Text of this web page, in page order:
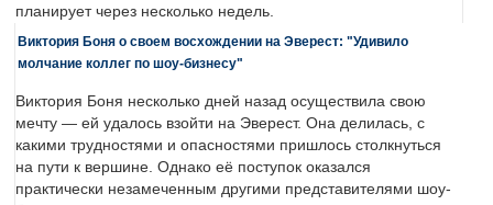
планирует через несколько недель.
Виктория Боня о своем восхождении на Эверест: "Удивило
молчание коллег по шоу-бизнесу"
Виктория Боня несколько дней назад осуществила свою
мечту — ей удалось взойти на Эверест. Она делилась, с
какими трудностями и опасностями пришлось столкнуться
на пути к вершине. Однако её поступок оказался
практически незамеченным другими представителями шоу-